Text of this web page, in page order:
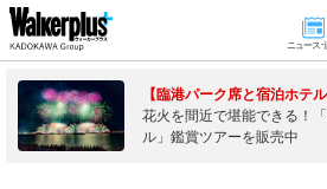
ニュース･
【臨港パーク席と宿泊ホテ
花火を間近で堪能できる！
ル」鑑賞ツアーを販売中